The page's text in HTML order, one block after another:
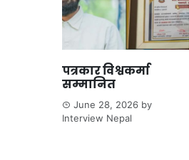
पत्रकार विश्वकर्मा
सम्मानित
June 28, 2026 by
Interview Nepal